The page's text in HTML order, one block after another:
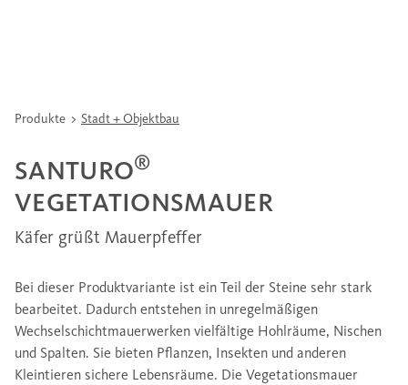
Produkte Stadt + Objektbau
SANTURO®
VEGETATIONSMAUER
Käfer grüßt Mauerpfeffer
Bei dieser Produktvariante ist ein Teil der Steine sehr stark
bearbeitet. Dadurch entstehen in unregelmäßigen
Wechselschichtmauerwerken vielfältige Hohlräume, Nischen
und Spalten. Sie bieten Pflanzen, Insekten und anderen
Kleintieren sichere Lebensräume. Die Vegetationsmauer